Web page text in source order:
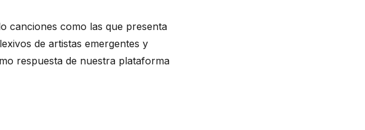
canciones como las que presenta
de artistas emergentes y
respuesta de nuestra plataforma